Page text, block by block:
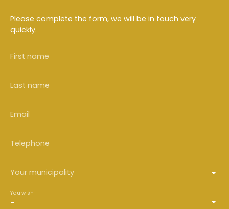
Please complete the form, we will be in touch very
quickly.
First name
Last name
Email
Telephone
Your municipality
-
You wish